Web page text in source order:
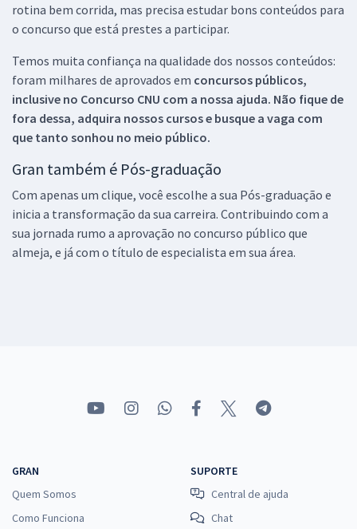
rotina bem corrida, mas precisa estudar bons conteúdos para
o concurso que está prestes a participar.
Temos muita confiança na qualidade dos nossos conteúdos:
foram milhares de aprovados em concursos públicos,
inclusive no Concurso CNU com a nossa ajuda. Não fique de
fora dessa, adquira nossos cursos e busque a vaga com
que tanto sonhou no meio público.
Gran também é Pós-graduação
Com apenas um clique, você escolhe a sua Pós-graduação e
inicia a transformação da sua carreira. Contribuindo com a
sua jornada rumo a aprovação no concurso público que
almeja, e já com o título de especialista em sua área.
GRAN
Quem Somos
Como Funciona
SUPORTE
Central de ajuda
Chat